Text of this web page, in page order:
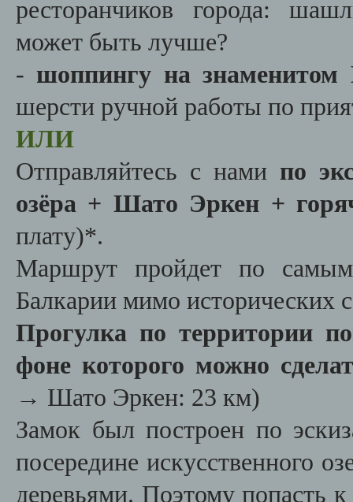
ресторанчиков города:
может быть лучше?
- шоппингу на знаменитом
шерсти ручной работы по
ИЛИ
Отправляйтесь с нами по
озёра + Шато Эркен +
плату)*.
Маршрут пройдет по
Балкарии мимо исторических
Прогулка по территории
фоне которого можно
→ Шато Эркен: 23 км)
Замок был построен по
посередине искусственного
деревьями. Поэтому попасть